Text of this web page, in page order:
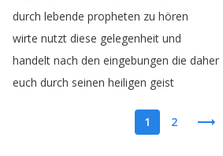
durch lebende propheten zu hören
wirte nutzt diese gelegenheit und
handelt nach den eingebungen die daher
euch durch seinen heiligen geist
1 2